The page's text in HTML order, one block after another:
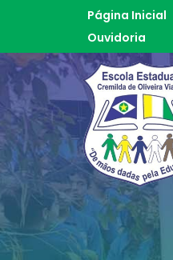
Página Inicial
Ouvidoria